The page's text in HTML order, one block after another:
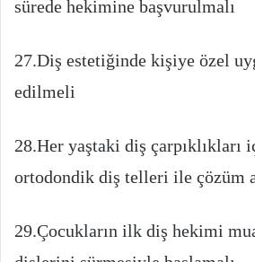
sürede hekimine başvurulmalı
27.Diş estetiğinde kişiye özel
edilmeli
28.Her yaştaki diş çarpıklıkları
ortodondik diş telleri ile çözüm
29.Çocukların ilk diş hekimi